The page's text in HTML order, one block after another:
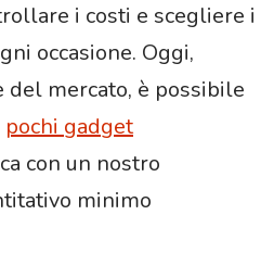
i costi e scegliere i
occasione. Oggi,
del mercato, è possibile
pochi gadget
con un nostro
minimo